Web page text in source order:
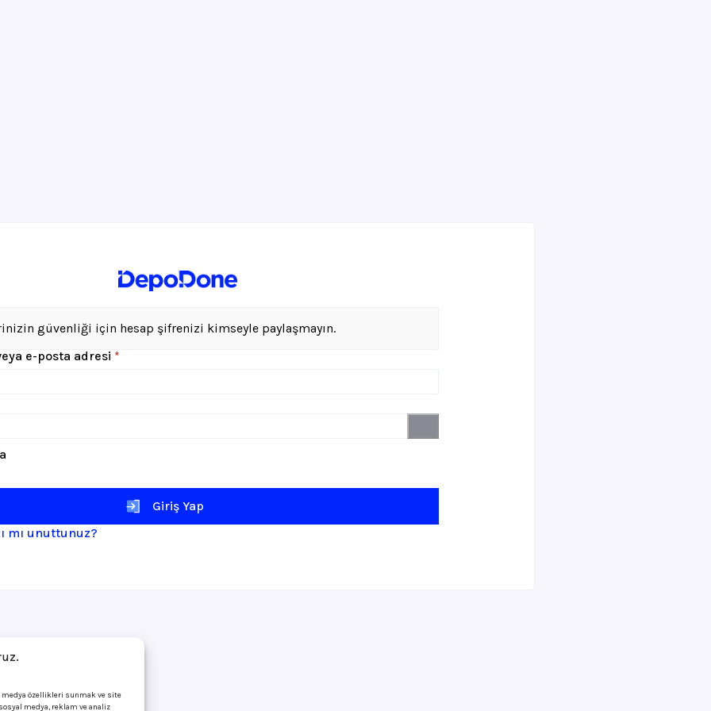
özellikleri sunmak ve site
medya, reklam ve analiz
güvenliği için hesap şifrenizi kimseyle paylaşmayın.
e-posta adresi *
Giriş Yap
mı unuttunuz?